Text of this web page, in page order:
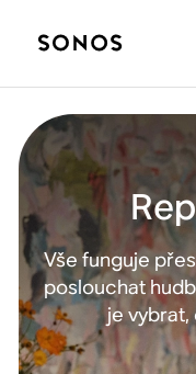
Vše funguje
poslouchat
je vybrat,